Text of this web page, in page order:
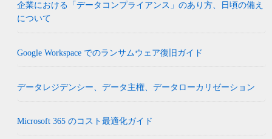
企業における「データコンプライアンス」のあり方、日頃の備え
について
Google Workspace でのランサムウェア復旧ガイド
データレジデンシー、データ主権、データローカリゼーション
Microsoft 365 のコスト最適化ガイド